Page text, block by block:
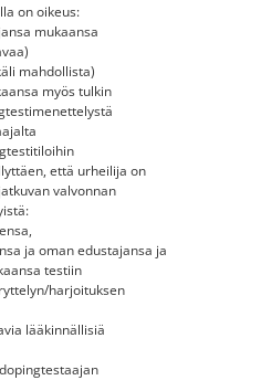
on oikeus:
mukaansa
mahdollista)
myös tulkin
että urheilija on
valvonnan
ja oman edustajansa ja
testiin
harjoituksen
lääkinnällisiä